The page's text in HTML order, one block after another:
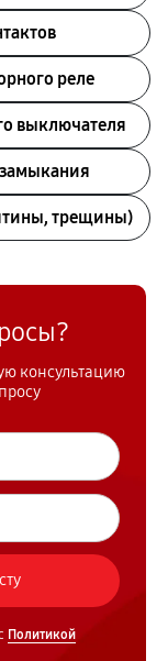
реле
выключателя
трещины)
консультацию
Политикой